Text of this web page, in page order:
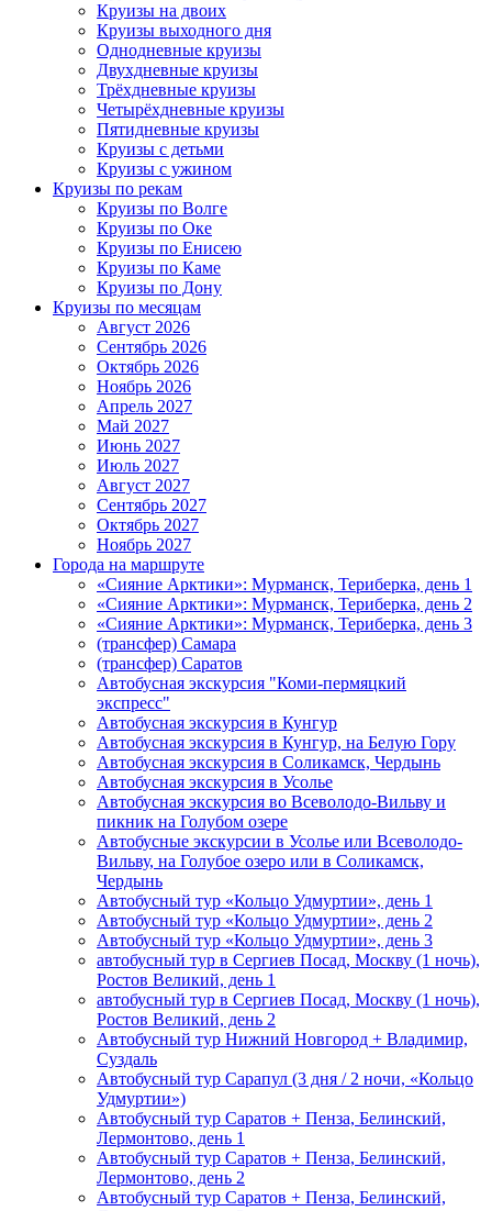
Круизы на двоих
Круизы выходного дня
Однодневные круизы
Двухдневные круизы
Трёхдневные круизы
Четырёхдневные круизы
Пятидневные круизы
Круизы с детьми
Круизы с ужином
Круизы по рекам
Круизы по Волге
Круизы по Оке
Круизы по Енисею
Круизы по Каме
Круизы по Дону
Круизы по месяцам
Август 2026
Сентябрь 2026
Октябрь 2026
Ноябрь 2026
Апрель 2027
Май 2027
Июнь 2027
Июль 2027
Август 2027
Сентябрь 2027
Октябрь 2027
Ноябрь 2027
Города на маршруте
«Сияние Арктики»: Мурманск, Териберка, день 1
«Сияние Арктики»: Мурманск, Териберка, день 2
«Сияние Арктики»: Мурманск, Териберка, день 3
(трансфер) Самара
(трансфер) Саратов
Автобусная экскурсия "Коми-пермяцкий
экспресс"
Автобусная экскурсия в Кунгур
Автобусная экскурсия в Кунгур, на Белую Гору
Автобусная экскурсия в Соликамск, Чердынь
Автобусная экскурсия в Усолье
Автобусная экскурсия во Всеволодо-Вильву и
пикник на Голубом озере
Автобусные экскурсии в Усолье или Всеволодо-
Вильву, на Голубое озеро или в Соликамск,
Чердынь
Автобусный тур «Кольцо Удмуртии», день 1
Автобусный тур «Кольцо Удмуртии», день 2
Автобусный тур «Кольцо Удмуртии», день 3
автобусный тур в Сергиев Посад, Москву (1 ночь),
Ростов Великий, день 1
автобусный тур в Сергиев Посад, Москву (1 ночь),
Ростов Великий, день 2
Автобусный тур Нижний Новгород + Владимир,
Суздаль
Автобусный тур Сарапул (3 дня / 2 ночи, «Кольцо
Удмуртии»)
Автобусный тур Саратов + Пенза, Белинский,
Лермонтово, день 1
Автобусный тур Саратов + Пенза, Белинский,
Лермонтово, день 2
Автобусный тур Саратов + Пенза, Белинский,